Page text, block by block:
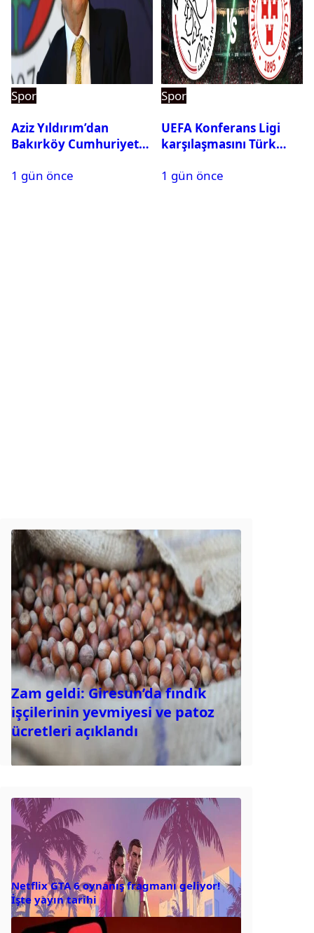
Spor
Aziz Yıldırım’dan
Bakırköy Cumhuriyet
duyurusu
1 gün önce
Spor
UEFA Konferans Ligi
karşılaşmasını Türk
1 gün önce
Zam geldi: Giresun’da fındık
işçilerinin yevmiyesi ve patoz
ücretleri açıklandı
Netflix GTA 6 oynanış fragmanı geliyor!
İşte yayın tarihi